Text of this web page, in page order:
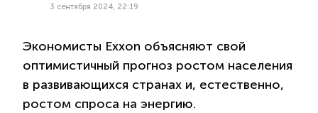
3 сентября 2024, 22:19
Экономисты Exxon объясняют свой
оптимистичный прогноз ростом населения
в развивающихся странах и, естественно,
ростом спроса на энергию.